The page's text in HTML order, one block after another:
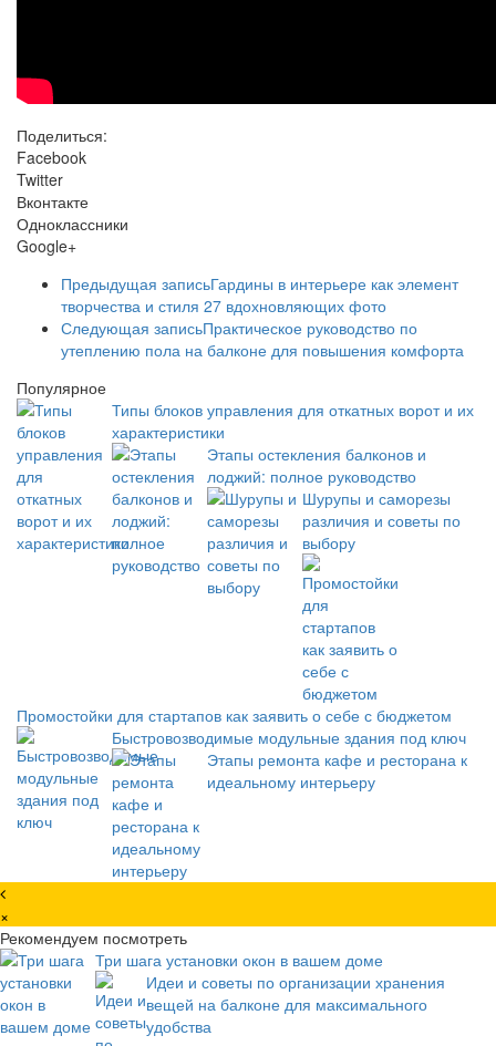
Поделиться:
Facebook
Twitter
Вконтакте
Одноклассники
Google+
Предыдущая записьГардины в интерьере как элемент
творчества и стиля 27 вдохновляющих фото
Следующая записьПрактическое руководство по
утеплению пола на балконе для повышения комфорта
Популярное
Типы блоков управления для откатных ворот и их
характеристики
Этапы остекления балконов и
лоджий: полное руководство
Шурупы и саморезы
различия и советы по
выбору
Промостойки для стартапов как заявить о себе с бюджетом
Быстровозводимые модульные здания под ключ
Этапы ремонта кафе и ресторана к
идеальному интерьеру
×
Рекомендуем посмотреть
Три шага установки окон в вашем доме
Идеи и советы по организации хранения
вещей на балконе для максимального
удобства